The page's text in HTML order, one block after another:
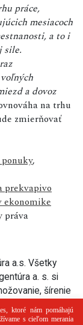
práce,
mesiacoch
a to i
sile.
a dovoz
na trhu
zmierňovať
,
prekvapivo
ekonomike
práva
a.s. Všetky
a. s. si
šírenie